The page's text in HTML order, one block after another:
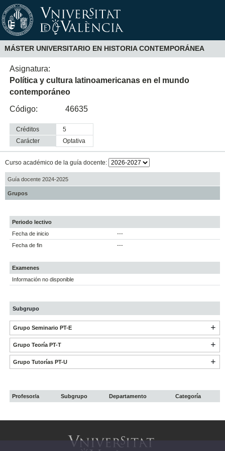
MÁSTER UNIVERSITARIO EN HISTORIA CONTEMPORÁNEA
Asignatura:
Política y cultura latinoamericanas en el mundo
contemporáneo
Código:
46635
Créditos
5
Carácter
optativa
Curso académico de la guía docente:
Guía docente 2024-2025
Grupos
Periodo lectivo
Fecha de inicio
---
Fecha de fin
---
Examenes
Información no disponible
Subgrupo
Grupo Seminario PT-E
Grupo Teoría PT-T
Grupo Tutorías PT-U
Profesor/a Subgrupo Departamento Categoría